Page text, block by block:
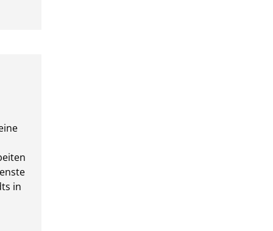
in